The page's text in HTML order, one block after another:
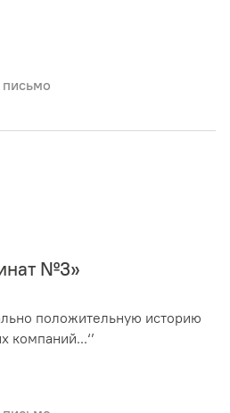
№3»
положительную историю
компаний...‘’